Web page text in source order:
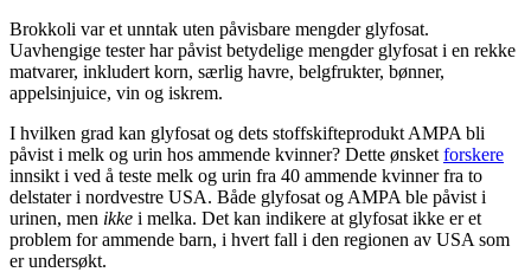
Brokkoli var et unntak uten påvisbare mengder glyfosat.
Uavhengige tester har påvist betydelige mengder glyfosat i en rekke
matvarer, inkludert korn, særlig havre, belgfrukter, bønner,
appelsinjuice, vin og iskrem.
I hvilken grad kan glyfosat og dets stoffskifteprodukt AMPA bli
påvist i melk og urin hos ammende kvinner? Dette ønsket forskere
innsikt i ved å teste melk og urin fra 40 ammende kvinner fra to
delstater i nordvestre USA. Både glyfosat og AMPA ble påvist i
urinen, men ikke i melka. Det kan indikere at glyfosat ikke er et
problem for ammende barn, i hvert fall i den regionen av USA som
er undersøkt.